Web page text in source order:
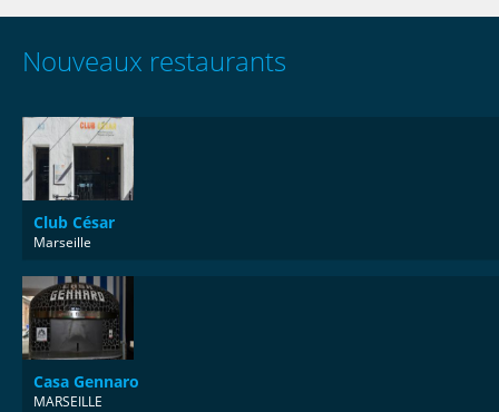
Nouveaux restaurants
Club César
Marseille
Casa Gennaro
MARSEILLE